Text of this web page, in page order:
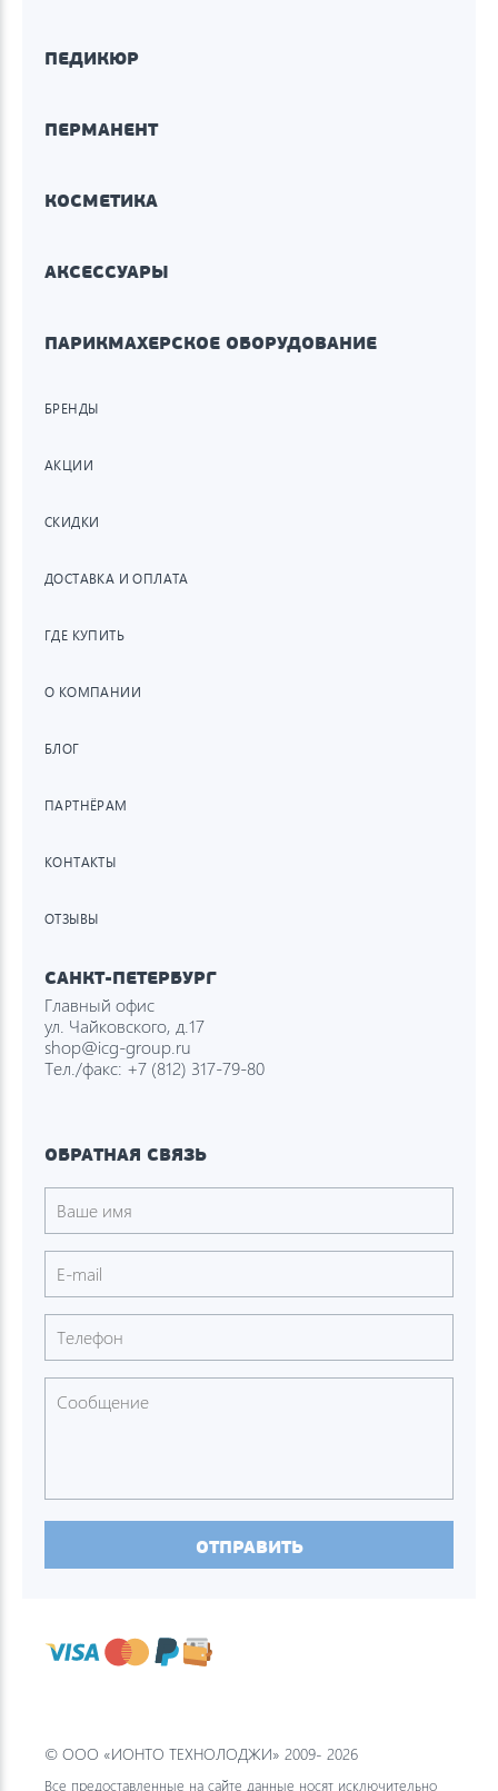
ПЕДИКЮР
ПЕРМАНЕНТ
КОСМЕТИКА
АКСЕССУАРЫ
ПАРИКМАХЕРСКОЕ ОБОРУДОВАНИЕ
БРЕНДЫ
АКЦИИ
СКИДКИ
ДОСТАВКА И ОПЛАТА
ГДЕ КУПИТЬ
О КОМПАНИИ
БЛОГ
ПАРТНЁРАМ
КОНТАКТЫ
ОТЗЫВЫ
САНКТ-ПЕТЕРБУРГ
Главный офис
ул. Чайковского, д.17
shop@icg-group.ru
Тел./факс: +7 (812) 317-79-80
ОБРАТНАЯ СВЯЗЬ
ОТПРАВИТЬ
© ООО «ИОНТО ТЕХНОЛОДЖИ» 2009- 2026
Все предоставленные на сайте данные носят исключительно